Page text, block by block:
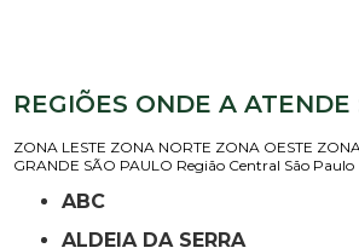
REGIÕES ONDE A ATENDE
ZONA LESTE ZONA NORTE ZONA OESTE
GRANDE SÃO PAULO Região Central São Paulo
ABC
ALDEIA DA SERRA